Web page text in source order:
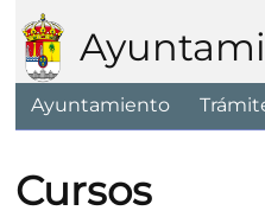
Ayuntamiento
Cursos